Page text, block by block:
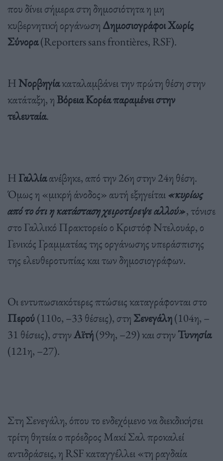
που δίνει σήμερα στη δημοσιότητα η μη
κυβερνητική οργάνωση Δημοσιογράφοι Χωρίς
Σύνορα(Reporters sans frontières, RSF).
ΗΝορβηγίακαταλαμβάνει την πρώτη θέση στην
κατάταξη, ηΒόρεια Κορέα παραμένει στην
τελευταία.
ΗΓαλλίαανέβηκε, από την 26η στην 24η θέση.
Όμως η «μικρή άνοδος» αυτή εξηγείται«κυρίως
από το ότι η κατάσταση χειροτέρεψε αλλού», τόνισε
στο Γαλλικό Πρακτορείο ο Κριστόφ Ντελουάρ, ο
Γενικός Γραμματέας της οργάνωσης υπεράσπισης
της ελευθεροτυπίας και των δημοσιογράφων.
Οι εντυπωσιακότερες πτώσεις καταγράφονται στο
Περού(110ο, –33 θέσεις), στη Σενεγάλη(104η, –
31 θέσεις), στηνΑϊτή(99η, –29) και στην Τυνησία
(121η, –27).
Στη Σενεγάλη, όπου το ενδεχόμενο να διεκδικήσει
τρίτη θητεία ο πρόεδρος Μακί Σαλ προκαλεί
αντιδράσεις, η RSF καταγγέλλει «τη ραγδαία